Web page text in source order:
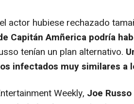
actor hubiese rechazado
Capitán Amñerica podría
tenían un plan alternativo.
infectados muy similares a
Weekly, Joe